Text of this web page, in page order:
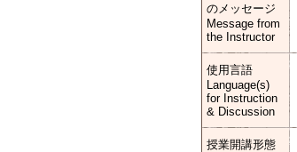
のメッセージ
Message from
the Instructor
使用言語
Language(s)
for Instruction
& Discussion
授業開講形態